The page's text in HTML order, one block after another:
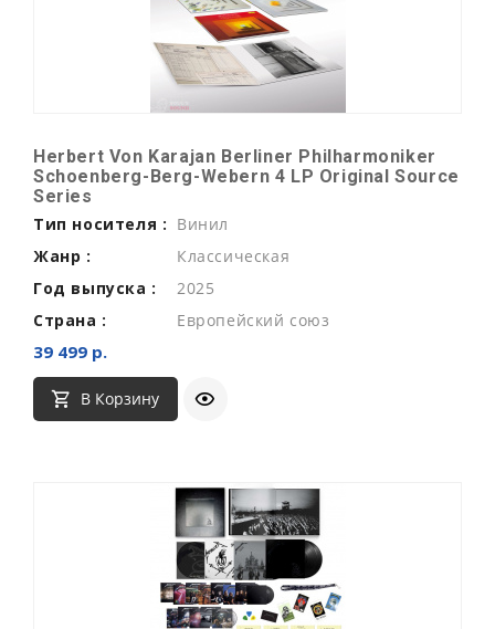
Herbert Von Karajan Berliner Philharmoniker
Schoenberg-Berg-Webern 4 LP Original Source
Series
Тип носителя : Винил
Жанр :
Классическая
Год выпуска :
2025
Страна :
Европейский союз
39 499 р.
В Корзину